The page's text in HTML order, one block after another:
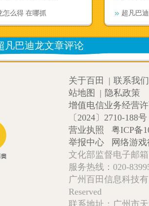
怎么得 在哪抓 超凡巴
凡巴迪龙文章评论
关于百田 | 联系我们
站地图
| 隐私政策
增值电信业务经营
〔2024〕2710-188号
营业执照
粤ICP备
举报中心
网络游
文化部监督电子邮
服务热线：020-
广州百田信息科技
Reserved
联系地址：广州市